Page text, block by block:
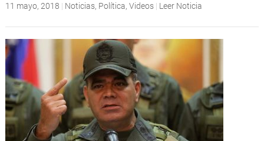
11 mayo, 2018 | Noticias, Política, Videos | Leer Noticia